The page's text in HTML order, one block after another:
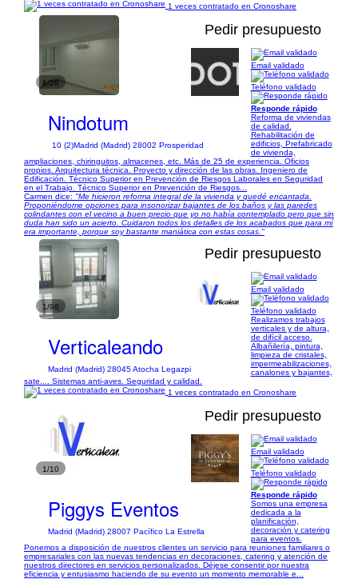
1 veces contratado en Cronoshare
1/28
Pedir presupuesto
Nindotum
10 (2)Madrid (Madrid) 28002 Prosperidad
Email validado
Teléfono validado
Responde rápido
Reforma de viviendas
de calidad.
Rehabilitación de
edificios, Prefabricado
de vivienda,
ampliaciones, chiringuitos, almacenes, etc. Más de 25 de experiencia. Oficios
propios. Arquitectura técnica. Proyecto y dirección de las obras. Ingeniero de
Edificación. Técnico Superior en Prevención de Riesgos Laborales en Seguridad
en el Trabajo. Técnico Superior en Prevención de Riesgos...
Carmen dice: "Me hicieron reforma integral de la vivienda y quedé encantada.
Proponiéndome opciones para insonorizar bajantes de los baños y las paredes
colindantes con el vecino a buen precio que yo no había contemplado pero que sin
duda han sido un acierto. Cuidaron todos los detalles de los acabados que para mí
era importante, porque soy bastante maniática con estas cosas."
1/98
Pedir presupuesto
Verticaleando
Madrid (Madrid) 28045 Atocha Legazpi
Email validado
Teléfono validado
Realizamos trabajos
verticales y de altura,
de difícil acceso.
Albañilería, pintura,
limpieza de cristales,
impermeabilizaciones,
canalones y bajantes,
sate.... Sistemas anti-aves. Seguridad y calidad.
1 veces contratado en Cronoshare
1/10
Pedir presupuesto
Piggys Eventos
Madrid (Madrid) 28007 Pacífico La Estrella
Email validado
Teléfono validado
Responde rápido
Somos una empresa
dedicada a la
planificación,
decoración y catering
para eventos.
Ponemos a disposición de nuestros clientes un servicio para reuniones familiares o
empresariales con las nuevas tendencias en decoraciones, catering y atención de
nuestros directores en servicios personalizados. Déjese consentir por nuestra
eficiencia y entusiasmo haciendo de su evento un momento memorable e...